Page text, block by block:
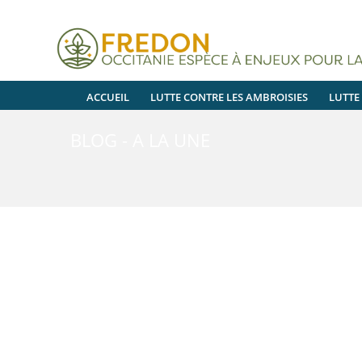
ACCUEIL LUTTE CONTRE LES AMBROISIES